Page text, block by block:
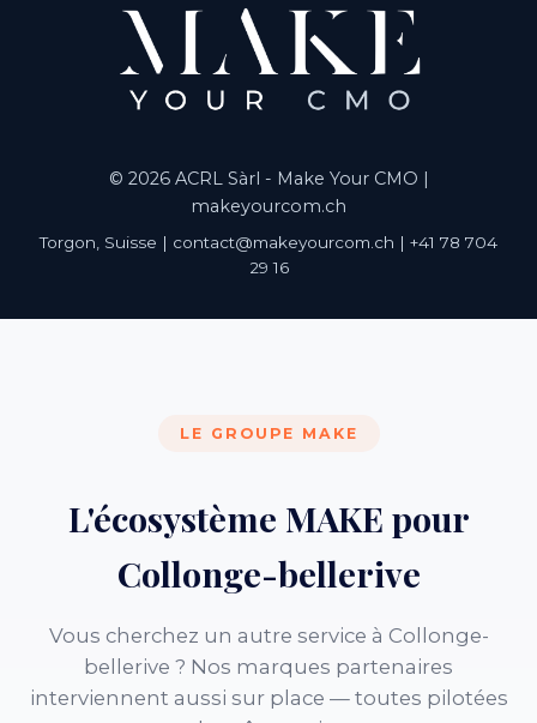
© 2026 ACRL Sàrl - Make Your CMO |
makeyourcom.ch
Torgon, Suisse | contact@makeyourcom.ch | +41 78 704
29 16
LE GROUPE MAKE
L'écosystème MAKE pour
Collonge-bellerive
Vous cherchez un autre service à Collonge-
bellerive ? Nos marques partenaires
interviennent aussi sur place — toutes pilotées